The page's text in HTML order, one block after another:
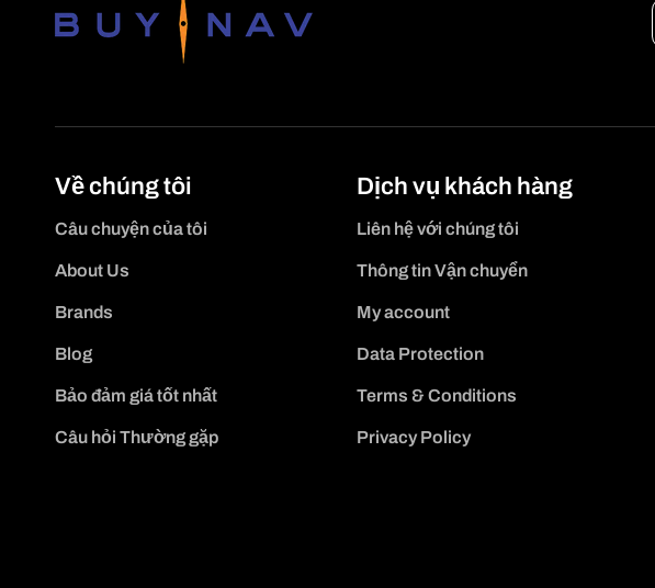
Về chúng tôi
Câu chuyện của tôi
About Us
Brands
Blog
Bảo đảm giá tốt nhất
Câu hỏi Thường gặp
Dịch vụ khách hàng
Liên hệ với chúng tôi
Thông tin Vận chuyển
My account
Data Protection
Terms & Conditions
Privacy Policy